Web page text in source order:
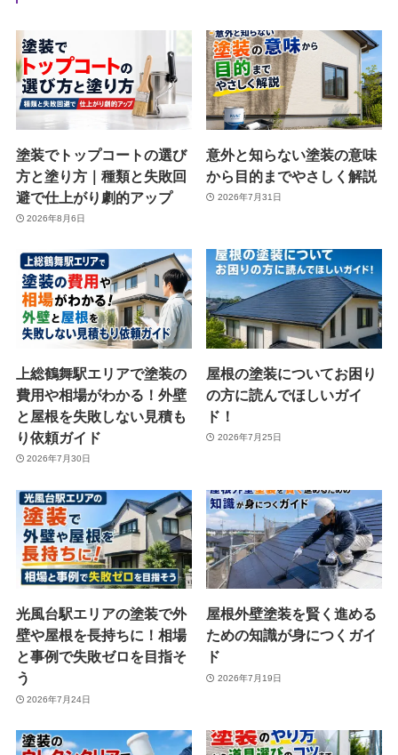
塗装でトップコートの選び
方と塗り方｜種類と失敗回
避で仕上がり劇的アップ
2026年8月6日
意外と知らない塗装の意味
から目的までやさしく解説
2026年7月31日
上総鶴舞駅エリアで塗装の
費用や相場がわかる！外壁
と屋根を失敗しない見積も
り依頼ガイド
2026年7月30日
屋根の塗装についてお困り
の方に読んでほしいガイ
ド！
2026年7月25日
光風台駅エリアの塗装で外
壁や屋根を長持ちに！相場
と事例で失敗ゼロを目指そ
う
2026年7月24日
屋根外壁塗装を賢く進める
ための知識が身につくガイ
ド
2026年7月19日